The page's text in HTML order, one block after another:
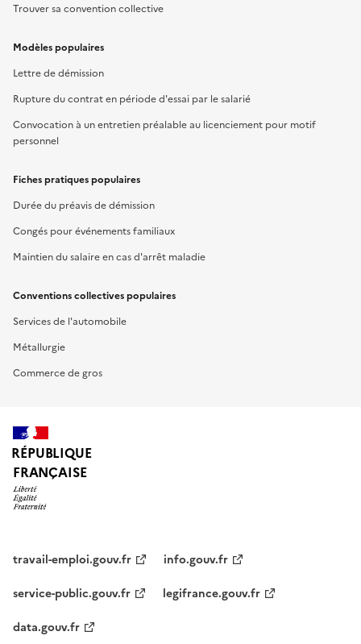
Trouver sa convention collective
Modèles populaires
Lettre de démission
Rupture du contrat en période d'essai par le salarié
Convocation à un entretien préalable au licenciement pour motif
personnel
Fiches pratiques populaires
Durée du préavis de démission
Congés pour événements familiaux
Maintien du salaire en cas d'arrêt maladie
Conventions collectives populaires
Services de l'automobile
Métallurgie
Commerce de gros
RÉPUBLIQUE
FRANÇAISE
travail-emploi.gouv.fr
info.gouv.fr
service-public.gouv.fr
legifrance.gouv.fr
data.gouv.fr